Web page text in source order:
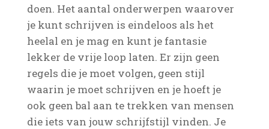
doen. Het aantal onderwerpen waarover
je kunt schrijven is eindeloos als het
heelal en je mag en kunt je fantasie
lekker de vrije loop laten. Er zijn geen
regels die je moet volgen, geen stijl
waarin je moet schrijven en je hoeft je
ook geen bal aan te trekken van mensen
die iets van jouw schrijfstijl vinden. Je